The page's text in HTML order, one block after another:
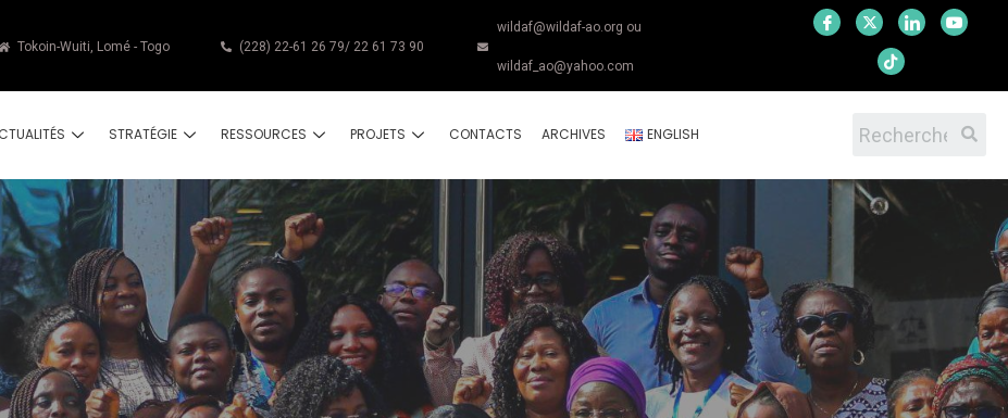
Tokoin-Wuiti, Lomé - Togo (228) 22-61 26 79/ 22 61 73 90
wildaf@wildaf-ao.org ou
wildaf_ao@yahoo.com
STRATÉGIE RESSOURCES PROJETS CONTACTS ARCHIVES ENGLISH